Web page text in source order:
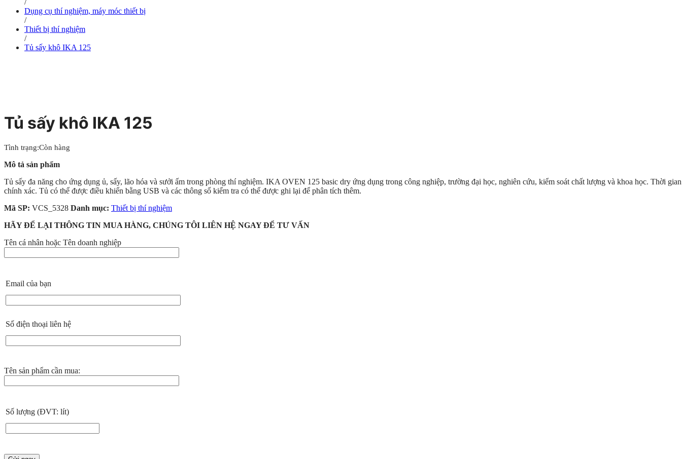
Dụng cụ thí nghiệm, máy móc thiết bị
/
Thiết bị thí nghiệm
/
Tủ sấy khô IKA 125
Tủ sấy khô IKA 125
Tình trạng:Còn hàng
Mô tả sản phẩm
Tủ sấy đa năng cho ứng dụng ủ, sấy, lão hóa và sưởi ấm trong phòng thí nghiệm. IKA OVEN 125 basic dry ứng dụng trong công nghiệp, trường đại học, nghiên cứu, kiểm soát chất lượng và khoa học. Thời
chính xác. Tủ có thể được điều khiển bằng USB và các thông số kiểm tra có thể được ghi lại để phân tích thêm.
Mã SP: VCS_5328 Danh mục: Thiết bị thí nghiệm
HÃY ĐỂ LẠI THÔNG TIN MUA HÀNG, CHÚNG TÔI LIÊN HỆ NGAY ĐỂ TƯ VẤN
Tên cá nhân hoặc Tên doanh nghiệp
Email của bạn
Số điện thoại liên hệ
Tên sản phẩm cần mua:
Số lượng (ĐVT: lít)